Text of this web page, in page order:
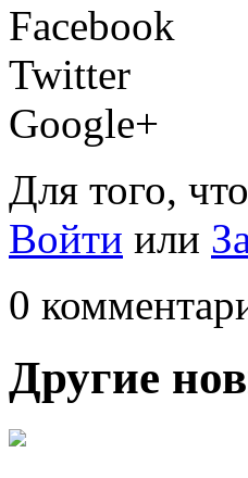
Facebook
Twitter
Google+
Для того,
Войти или
0
Другие